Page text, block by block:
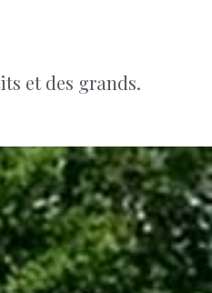
et des grands.